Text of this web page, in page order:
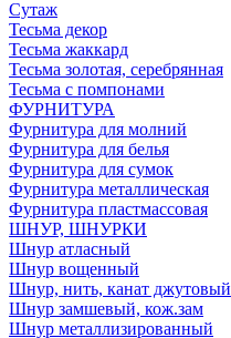
Сутаж
Тесьма декор
Тесьма жаккард
Тесьма золотая, серебрянная
Тесьма с помпонами
ФУРНИТУРА
Фурнитура для молний
Фурнитура для белья
Фурнитура для сумок
Фурнитура металлическая
Фурнитура пластмассовая
ШНУР, ШНУРКИ
Шнур атласный
Шнур вощенный
Шнур, нить, канат джутовый
Шнур замшевый, кож.зам
Шнур металлизированный